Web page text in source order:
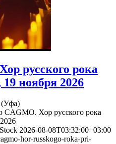
русского рока
ноября 2026
(Уфа)
CAGMO. Хор русского рока
2026-08-08T03:32:00+03:00
hor-russkogo-roka-pri-